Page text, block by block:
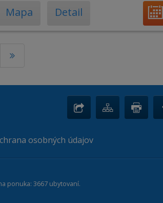
Mapa Detail
osobných údajov
ponuka: 3667 ubytovaní.